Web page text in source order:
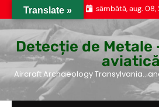
to
sâmbătă, aug. 08,
Detecție de Metale
aviatică
Aircraft Archaeology
Translate »